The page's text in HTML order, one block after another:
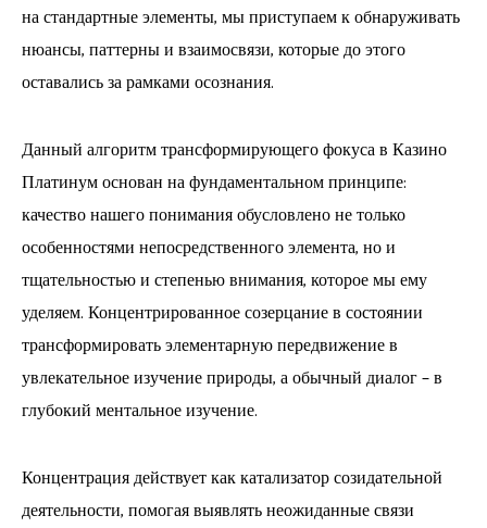
на стандартные элементы, мы приступаем к обнаруживать
нюансы, паттерны и взаимосвязи, которые до этого
оставались за рамками осознания.
Данный алгоритм трансформирующего фокуса в Казино
Платинум основан на фундаментальном принципе:
качество нашего понимания обусловлено не только
особенностями непосредственного элемента, но и
тщательностью и степенью внимания, которое мы ему
уделяем. Концентрированное созерцание в состоянии
трансформировать элементарную передвижение в
увлекательное изучение природы, а обычный диалог – в
глубокий ментальное изучение.
Концентрация действует как катализатор созидательной
деятельности, помогая выявлять неожиданные связи